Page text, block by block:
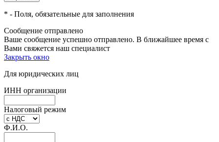
* - Поля, обязательные для заполнения
Сообщение отправлено
Ваше сообщение успешно отправлено. В ближайшее время с
Вами свяжется наш специалист
Закрыть окно
Для юридических лиц
ИНН организации
Налоговый режим
Ф.И.О.